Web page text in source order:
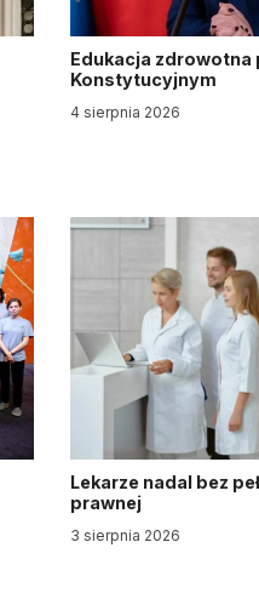
Edukacja zdrowotna
Konstytucyjnym
4 sierpnia 2026
Lekarze nadal bez
prawnej
3 sierpnia 2026